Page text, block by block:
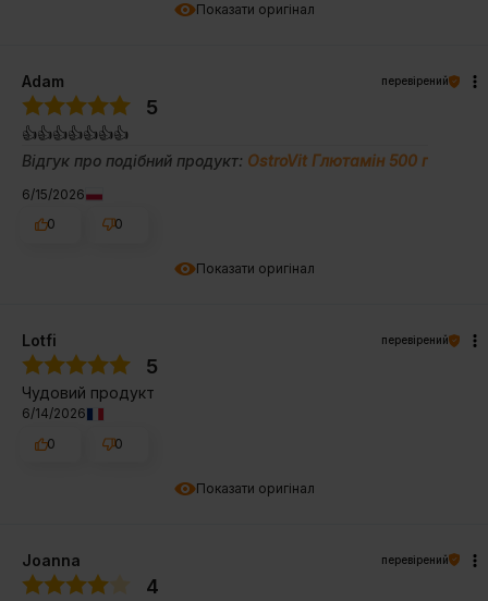
Показати оригінал
Показати оригінал
Adam перевірений
5
👍️👍️👍️👍️👍️👍️👍️
Відгук про подібний продукт: OstroVit Глютамін 500 г
6/15/2026
0
0
Показати оригінал
Lotfi перевірений
5
Чудовий продукт
6/14/2026
0
0
Joanna перевірений
4